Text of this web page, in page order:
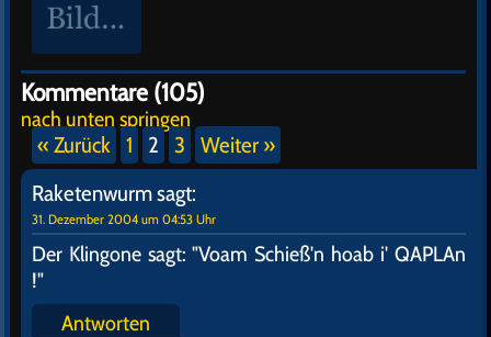
Kommentare (105)
nach unten springen
« Zurück 1 2 3
Weiter »
Raketenwurmsagt:
31. Dezember 2004 um 04:53 Uhr
Der Klingone sagt: "Voam Schieß'n hoab i' QAPLAn
!"
Antworten